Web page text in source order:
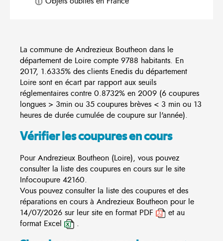
La commune de Andrezieux Boutheon dans le
département de Loire compte 9788 habitants. En
2017, 1.6335% des clients Enedis du département
Loire sont en écart par rapport aux seuils
réglementaires contre 0.8732% en 2009 (6 coupures
longues > 3min ou 35 coupures brèves < 3 min ou 13
heures de durée cumulée de coupure sur l'année).
Vérifier les coupures en cours
Pour Andrezieux Boutheon (Loire), vous pouvez
consulter la liste des coupures en cours sur le site
Infocoupure 42160.
Vous pouvez consulter la liste des coupures et des
réparations en cours à Andrezieux Boutheon pour le
14/07/2026 sur leur site en format PDF
et au
format Excel
.